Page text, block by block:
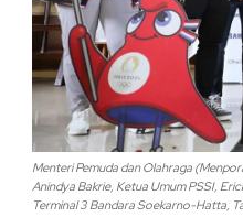
Menteri Pemuda dan Olahraga
Anindya Bakrie, Ketua Umum PSSI,
Terminal 3 Bandara Soekarno-Hatta,